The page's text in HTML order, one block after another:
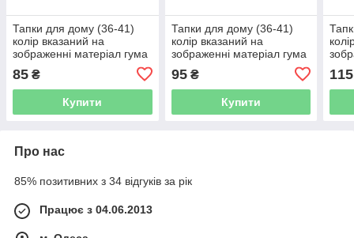
Тапки для дому (36-41)
колір вказаний на
зображенні матеріал гума
85 ₴
Купити
Тапки для дому (36-41)
колір вказаний на
зображенні матеріал гума
95₴
Купити
115
Про нас
85% позитивних з 34 відгуків за рік
Працює з 04.06.2013